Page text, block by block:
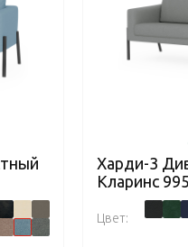
Харди-3
Кларинс
Цвет: